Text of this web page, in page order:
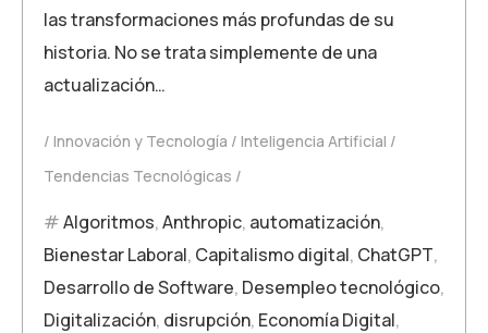
las transformaciones más profundas de su
historia. No se trata simplemente de una
actualización…
Innovación y Tecnología
Inteligencia Artificial
Tendencias Tecnológicas
Algoritmos,Anthropic, automatización,
Bienestar Laboral, Capitalismo digital, ChatGPT,
Desarrollo de Software, Desempleo tecnológico,
Digitalización, disrupción, Economía Digital,